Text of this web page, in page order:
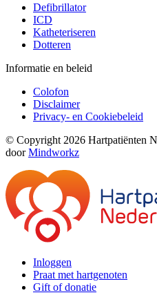
Defibrillator
ICD
Katheteriseren
Dotteren
Informatie en beleid
Colofon
Disclaimer
Privacy- en Cookiebeleid
© Copyright 2026 Hartpatiënten
doorMindworkz
Inloggen
Praat met hartgenoten
Gift of donatie